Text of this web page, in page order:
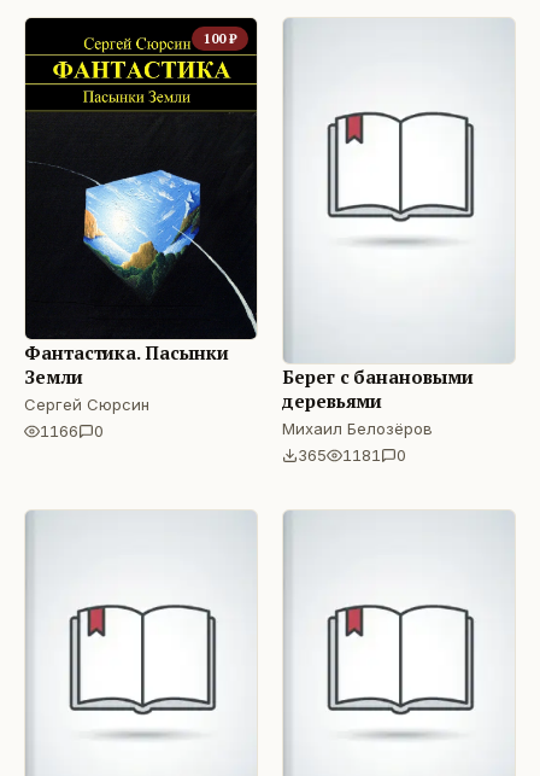
100₽
Фантастика. Пасынки
Земли
Сергей Сюрсин
1166
0
Берег с банановыми
деревьями
Михаил Белозёров
365
1181 0